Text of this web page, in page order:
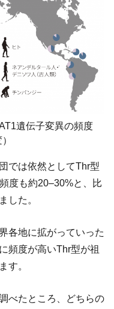
遺伝子変異の頻度
では依然としてThr型
度も約20–30%と、比
した。
各地に拡がっていった
頻度が高いThr型が祖
す。
べたところ、どちらの